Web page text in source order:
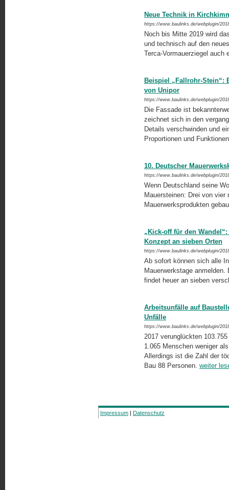
Neue Technik in
https://www.baulinks.de/webplugin/
Noch bis Mitte 2019 wird
und technisch auf den
Terca-Vormauerziegel
Beispiel „Fallrohr-Stein“:
von Unipor
https://www.baulinks.de/webplugin/
Die Fassade ist
zeichnet sich in den
Details verschwinden und
Proportionen und
10. Deutscher
https://www.baulinks.de/webplugin/
Wenn Deutschland seine
Mauersteinen: Drei von vier
Mauerwerksprodukten
„Kick-off für den
Konzept an sieben Orten
https://www.baulinks.de/webplugin/
Ab sofort können sich alle
Mauerwerkstage
findet heuer an sieben
Arbeitsunfälle auf
Unfälle
https://www.baulinks.de/webplugin/
2017 verunglückten
1.065 Menschen weniger
Allerdings ist die Zahl der
Bau 88 Personen. weiter
Impressum | Datenschutz